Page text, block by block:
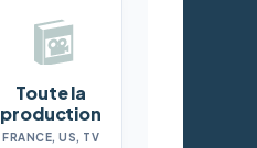
Toute la
production
FRANCE, US, TV